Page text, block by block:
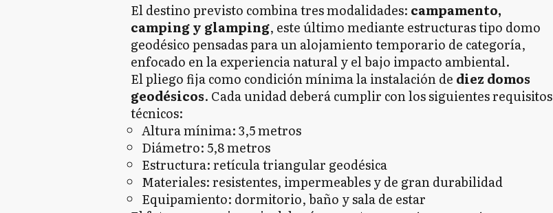
El destino previsto combina tres modalidades: campamento,
camping y glamping, este último mediante estructuras tipo domo
geodésico pensadas para un alojamiento temporario de categoría,
enfocado en la experiencia natural y el bajo impacto ambiental.
El pliego fija como condición mínima la instalación de diez domos
geodésicos. Cada unidad deberá cumplir con los siguientes requisitos
técnicos:
Altura mínima: 3,5 metros
Diámetro: 5,8 metros
Estructura: retícula triangular geodésica
Materiales: resistentes, impermeables y de gran durabilidad
Equipamiento: dormitorio, baño y sala de estar